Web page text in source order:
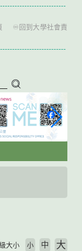
♾️ 回到大學社會責
大小 小 中 大